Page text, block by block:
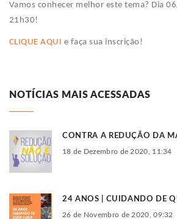
Vamos conhecer melhor este tema? Dia
21h30!
CLIQUE AQUI e faça sua inscrição!
NOTÍCIAS MAIS ACESSADAS
CONTRA A REDUÇÃO DA
18 de Dezembro de 2020, 11:34
24 ANOS | CUIDANDO DE
26 de Novembro de 2020, 09:32